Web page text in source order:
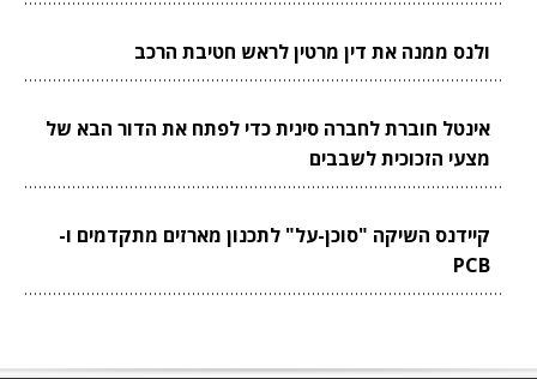
ולנס ממנה את דין מרטין לראש חטיבת הרכב
אינטל חוברת לחברה סינית כדי לפתח את הדור הבא של
מצעי הזכוכית לשבבים
קיידנס השיקה "סוכן-על" לתכנון מארזים מתקדמים ו-
PCB